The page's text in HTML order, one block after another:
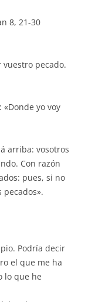
8, 21-30
vuestro pecado.
«Donde yo voy
arriba: vosotros
Con razón
pues, si no
pecados».
Podría decir
el que me ha
lo que he